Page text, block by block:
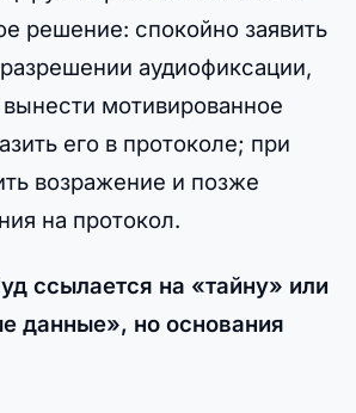
решение: спокойно заявить
аудиофиксации,
мотивированное
его в протоколе; при
возражение и позже
на протокол.
ссылается на «тайну» или
данные», но основания